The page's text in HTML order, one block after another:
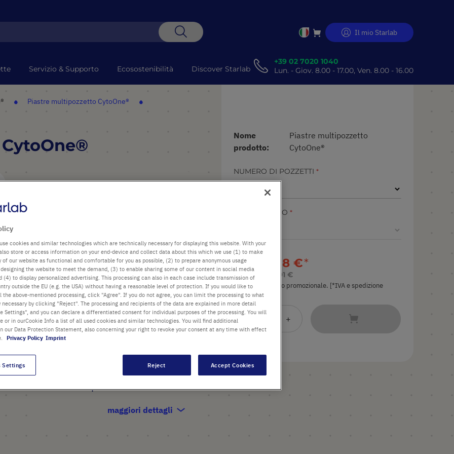
Salta
Il mio Starlab
Servizio & Supporto Ecosostenibilità Discover Starlab
+39 02 7020 1040
Lun. - Giov. 8.00 - 17.00, Ven. 8.00 - 16.00
Piastre multipozzetto CytoOne®
cross contaminazioni e
forniscono un trasferimento
di temperatura uniforme
all'interno di tutti i pozzetti
La bordatura ventilata
permette una ottimale
distribuzione termica anche
per piastre impilate
Trasparenza ottica del fondo
piatto per osservazione al
microscopio senza distorsioni
maggiori dettagli
Nome
prodotto
Piastre multipozzetto
CytoOne®
NUMERO DI POZZETTI
TRATTAMENTO
dal 44,58 €
invece di 71,91 €
Il prezzo è quello promozionale. [*IVA e spedizione
esclusi]
+
cookies and similar technologies which are technically necessary for displaying this website. With your
store or access information on your end-device and collect data about this which we use (1) to make
of our website as functional and comfortable for you as possible, (2) to prepare anonymous usage
the website to meet the demand, (3) to enable sharing some of our content in social media
(4) to display personalized advertising. This processing can also in each case include transmission of
outside the EU (e.g. the USA) without having a reasonable level of protection. If you would like to
the above-mentioned processing, click "Agree". If you do not agree, you can limit the processing to what
by clicking "Reject". The processing and recipients of the data are explained in more detail
Settings", and you can declare a differentiated consent for individual purposes of the processing. You will
or in ourCookie Info a list of all used cookies and similar technologies. You will find additional
our Data Protection Statement, also concerning your right to revoke your consent at any time with effect
Privacy Policy Imprint
Settings Reject Accept Cookies